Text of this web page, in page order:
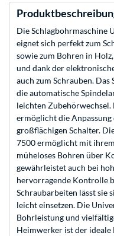
Die Schlagbohrmaschine
eignet sich perfekt zum
sowie zum Bohren in
und dank der
auch zum Schrauben.
die automatische
leichten
ermöglicht die
großflächigen Schalter.
7500 ermöglicht mit
müheloses Bohren über
gewährleistet auch bei
hervorragende Kontrolle
Schraubarbeiten lässt sie
leicht einsetzen. Die
Bohrleistung und
Heimwerker ist der